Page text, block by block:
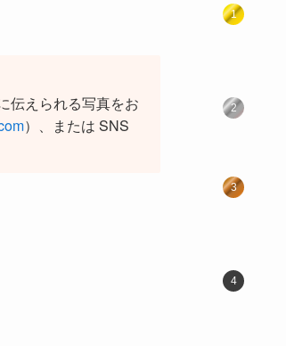
伝えられる写真をお
）、または SNS